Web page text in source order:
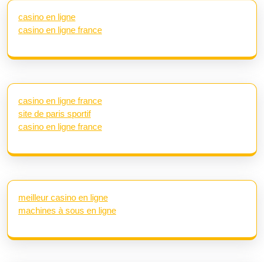
casino en ligne
casino en ligne france
casino en ligne france
site de paris sportif
casino en ligne france
meilleur casino en ligne
machines à sous en ligne